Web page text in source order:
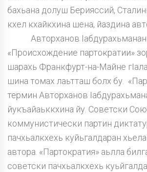
бахьана долуш Берияссий,
кхел кхайкхина шена, йаздина
Авторханов Iабдурахьманан
«Происхождение партократии»
шарахь Франкфурт-на-Майне
шина томах лаьтташ болх бу.
термин Авторханов
йукъайаьккхина йу. Советски
коммунистически партин
пачхьалкхехь куйьгалдаран
автора. «Партократия» аьлла
советски пачхьалкхехь